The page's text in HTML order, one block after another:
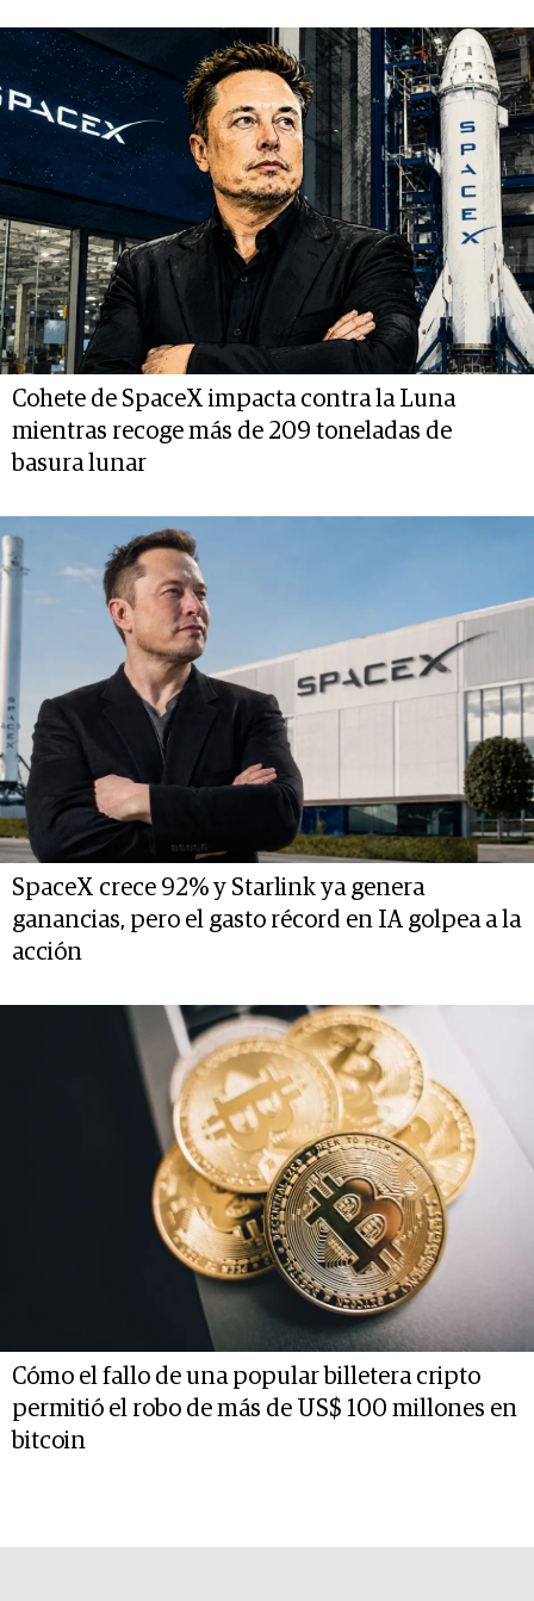
Cohete de SpaceX impacta contra la Luna
mientras recoge más de 209 toneladas de
basura lunar
SpaceX crece 92% y Starlink ya genera
ganancias, pero el gasto récord en IA golpea a la
acción
Cómo el fallo de una popular billetera cripto
permitió el robo de más de US$ 100 millones en
bitcoin